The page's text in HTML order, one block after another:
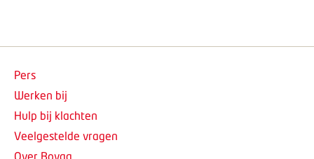
Pers
Werken bij
Hulp bij klachten
Veelgestelde vragen
Over Bovag